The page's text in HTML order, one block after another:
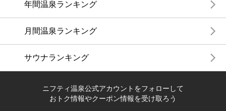
年間温泉ランキング
月間温泉ランキング
サウナランキング
ニフティ温泉公式アカウントをフォローして
おトク情報やクーポン情報を受け取ろう